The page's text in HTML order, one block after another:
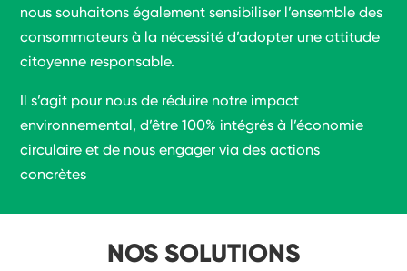
nous souhaitons également sensibiliser l’ensemble des
consommateurs à la nécessité d’adopter une attitude
citoyenne responsable.
Il s’agit pour nous de réduire notre impact
environnemental, d’être 100% intégrés à l’économie
circulaire et de nous engager via des actions
concrètes
NOS SOLUTIONS